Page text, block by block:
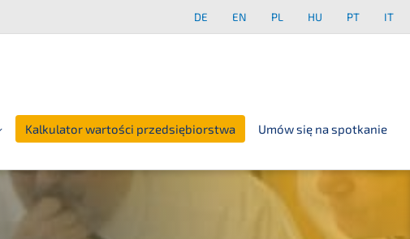
DE EN PL HU PT IT
Kalkulator wartości przedsiębiorstwa Umów się na spotkanie